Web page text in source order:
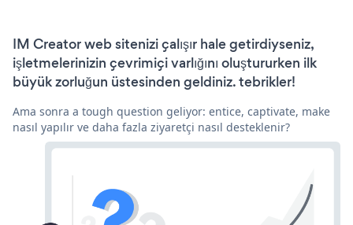
IM Creator web sitenizi çalışır hale getirdiyseniz,
işletmelerinizin çevrimiçi varlığını oluştururken ilk
büyük zorluğun üstesinden geldiniz. tebrikler!
Ama sonra a tough question geliyor: entice, captivate, make
nasıl yapılır ve daha fazla ziyaretçi nasıl desteklenir?